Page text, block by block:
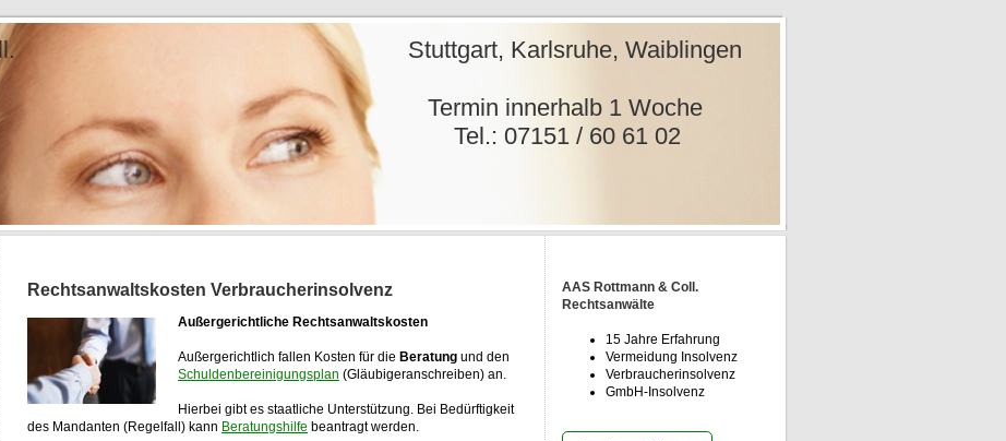
& Coll. Stuttgart, Karlsruhe, Waiblingen
innerhalb 1
/ 60 61 02
Rechtsanwaltskosten Verbraucherinsolvenz
Außergerichtliche Rechtsanwaltskosten
Außergerichtlich fallen Kosten für die Beratung und den
Schuldenbereinigungsplan (Gläubigeranschreiben) an.
Hierbei gibt es staatliche Unterstützung. Bei Bedürftigkeit
des Mandanten (Regelfall) kann Beratungshilfe beantragt werden.
AAS Rottmann & Coll.
Rechtsanwälte
15 Jahre Erfahrung
Vermeidung Insolvenz
Verbraucherinsolvenz
GmbH-Insolvenz